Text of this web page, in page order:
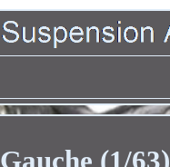
Gauche (1/63)